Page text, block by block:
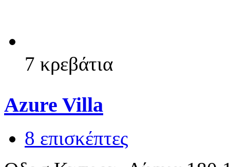
7 κρεβάτια
Azure Villa
8 επισκέπτες